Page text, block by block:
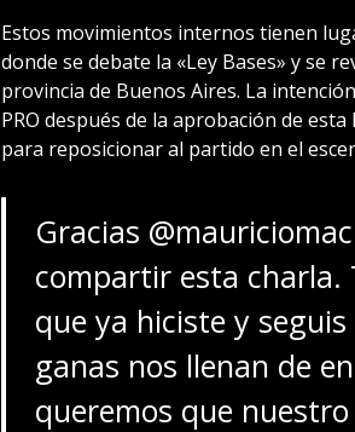
Estos movimientos internos tienen
donde se debate la «Ley Bases» y se
provincia de Buenos Aires. La
PRO después de la aprobación de
para reposicionar al partido en el
Gracias
compartir esta charla.
que ya hiciste y
ganas nos llenan de
queremos que